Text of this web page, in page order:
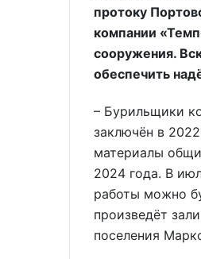
протоку
компании
сооружения.
обеспечить
– Бурильщики
заключён в
материалы
2024 года. В
работы можно
произведёт
поселения